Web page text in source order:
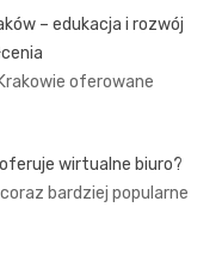
– edukacja i rozwój
oferowane
wirtualne biuro?
bardziej popularne